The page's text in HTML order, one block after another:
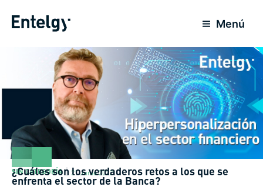
Menú
SIN CATEGORÍA 21 Junio 2022
¿Cuáles son los verdaderos retos a los que se
enfrenta el sector de la Banca?